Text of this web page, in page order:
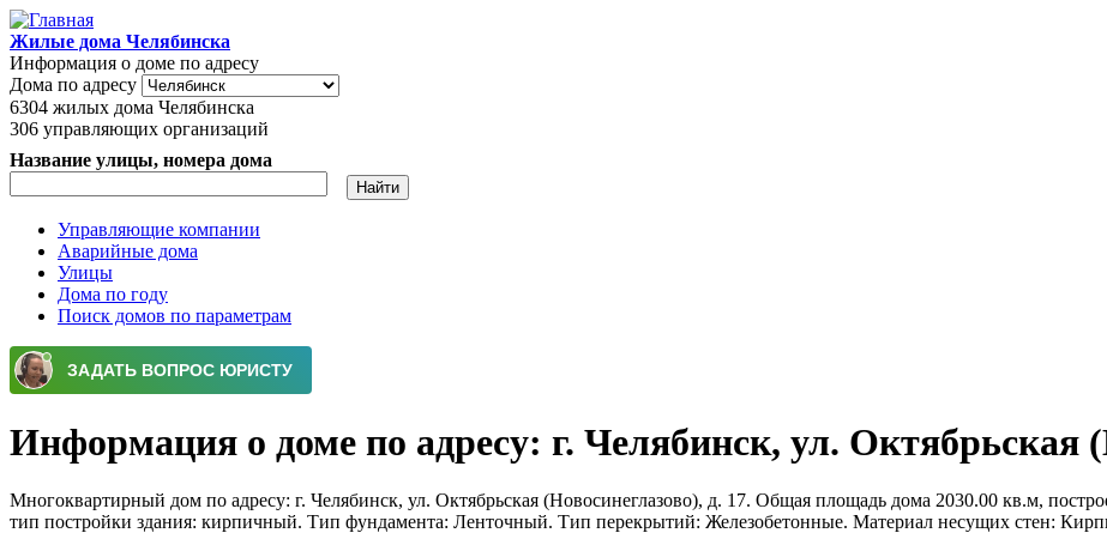
Перейти к основному содержанию
Жилые дома Челябинска
Информация о доме по адресу
Дома по адресу
6304 жилых дома Челябинска
306 управляющих организаций
Название улицы, номера дома
Главное меню
Управляющие компании
Аварийные дома
Улицы
Дома по году
Поиск домов по параметрам
Информация о доме по адресу: г. Челябинск, ул. Октябрьская
Многоквартирный дом по адресу: г. Челябинск, ул. Октябрьская (Новосинеглазово), д. 17. Общая площадь дома 2030.00 кв.м,
тип постройки здания: кирпичный. Тип фундамента: Ленточный. Тип перекрытий: Железобетонные. Материал несущих стен: